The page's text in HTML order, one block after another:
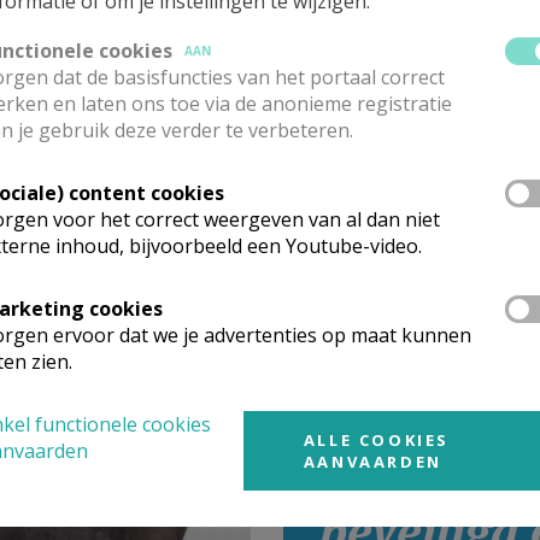
26: Dekenale
Banneux
OLV
cookies
AAN
dat de basisfuncties van het portaal correct
en laten ons toe via de anonieme registratie
je gebruik deze verder te verbeteren.
content cookies
voor het correct weergeven van al dan niet
inhoud, bijvoorbeeld een Youtube-video.
cookies
ervoor dat we je advertenties op maat kunnen
zien.
functionele cookies
ALLE COOKIES
AANVAARDEN